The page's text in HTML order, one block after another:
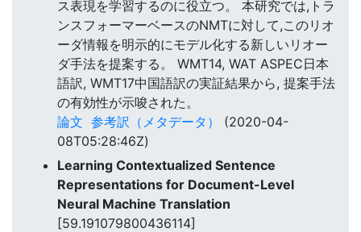
ス表現を学習するのに役立つ。 本研究では,トラ
ンスフォーマーベースのNMTに対して,このリオ
ーダ情報を明示的にモデル化する新しいリオー
ダ手法を提案する。 WMT14, WAT ASPEC日本
語訳, WMT17中国語訳の実証結果から, 提案手法
の有効性が示唆された。
論文 参考訳（メタデータ）
(2020-04-
08T05:28:46Z)
Learning Contextualized Sentence
Representations for Document-Level
Neural Machine Translation
[59.191079800436114]